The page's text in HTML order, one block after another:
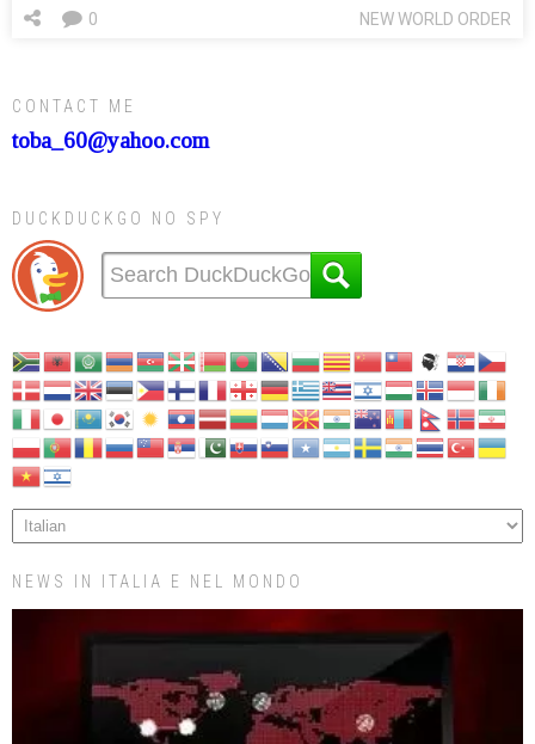
NEW WORLD ORDER
0
CONTACT ME
toba_60@yahoo.com
DUCKDUCKGO NO SPY
NEWS IN ITALIA E NEL MONDO